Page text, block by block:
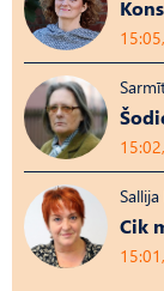
Cik